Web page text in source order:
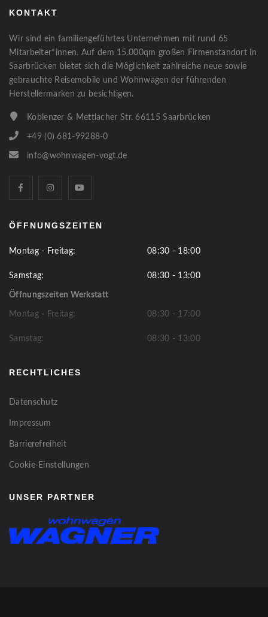
KONTAKT
Wir sind ein familiengeführtes Unternehmen mit rund 65
Mitarbeiter*innen. Auf dem 15.000qm großen Firmenstandort in
Saarbrücken bietet sich die Möglichkeit zahlreiche neue sowie
gebrauchte Reisemobile und Wohnwagen der führenden
Herstellermarken zu besichtigen.
Koblenzer & Mettlacher Str. 66115 Saarbrücken
+49 (0) 681-99288-0
info@wohnwagen-vogt.de
ÖFFNUNGSZEITEN
Montag - Freitag: 08:30 - 18:00
Samstag: 08:30 - 13:00
Öffnungszeiten Werkstatt
Montag - Freitag: 08:30 - 17:00
Samstag: 08:30 - 13:00
RECHTLICHES
Datenschutz
Impressum
Barrierefreiheit
Cookie-Einstellungen
UNSER PARTNER